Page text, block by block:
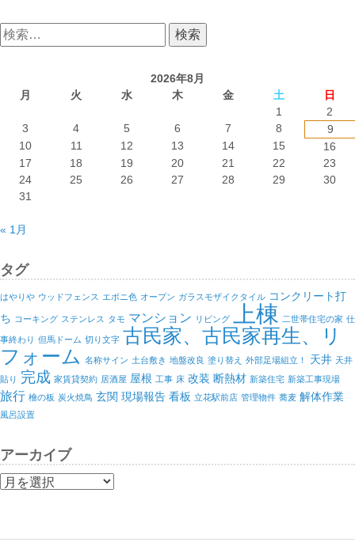
検
索:
2026年8月
月
火 水 木 金 土
日
1
2
3
4 5 6 7 8
9
10
11 12 13 14 15
16
17
18 19 20 21 22
23
24
25 26 27 28 29
30
31
« 1月
タグ
はやりや ウッドフェンス エボニ色 オープン ガラスモザイクタイル コンクリート打
ち コーキング ステンレス タモ マンション リビング 上棟 二世帯住宅の家 仕
事終わり 但馬ドーム 切り文字 古民家、古民家再生、リ
フォーム 名称サイン 土台敷き 地盤改良 塗り替え 外部足場組立！ 天井 天井
貼り 完成 家賃貸契約 居酒屋 屋根 工事 床 改装 断熱材 新築住宅 新築工事現場
旅行 檜の板 炭火焼鳥 玄関 現場報告 看板 立花駅前店 管理物件 蕎麦 解体作業
風呂設置
アーカイブ
ア